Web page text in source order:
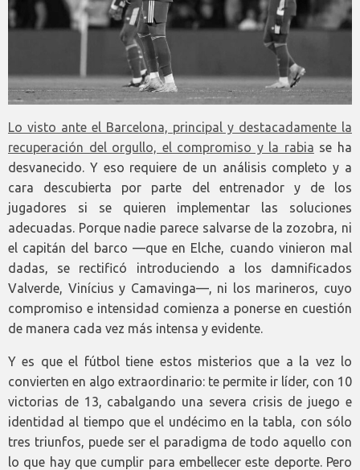
Lo visto ante el Barcelona, principal y destacadamente la
recuperación del orgullo, el compromiso y la rabia se ha
desvanecido. Y eso requiere de un análisis completo y a
cara descubierta por parte del entrenador y de los
jugadores si se quieren implementar las soluciones
adecuadas. Porque nadie parece salvarse de la zozobra, ni
el capitán del barco —que en Elche, cuando vinieron mal
dadas, se rectificó introduciendo a los damnificados
Valverde, Vinícius y Camavinga—, ni los marineros, cuyo
compromiso e intensidad comienza a ponerse en cuestión
de manera cada vez más intensa y evidente.
Y es que el fútbol tiene estos misterios que a la vez lo
convierten en algo extraordinario: te permite ir líder, con 10
victorias de 13, cabalgando una severa crisis de juego e
identidad al tiempo que el undécimo en la tabla, con sólo
tres triunfos, puede ser el paradigma de todo aquello con
lo que hay que cumplir para embellecer este deporte. Pero